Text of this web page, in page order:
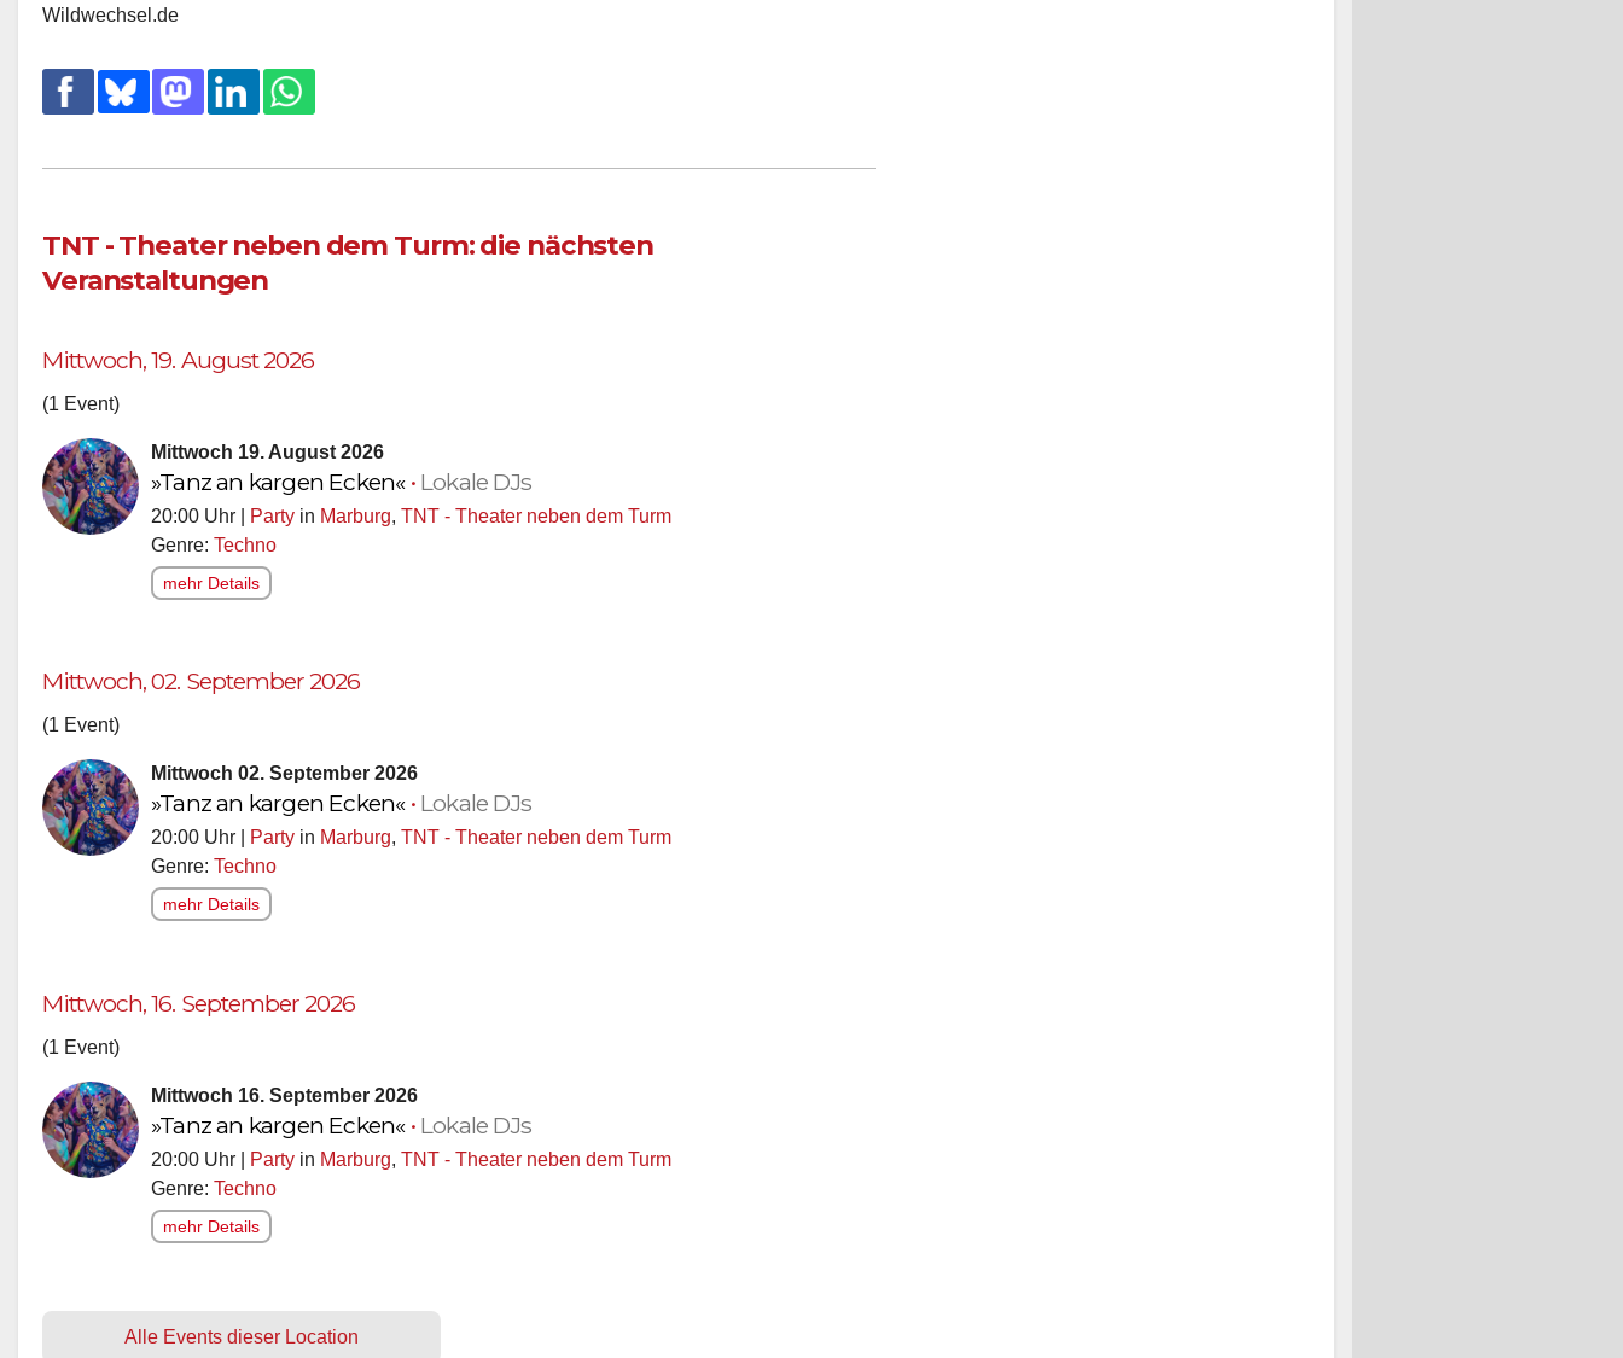
Wildwechsel.de
TNT - Theater neben dem Turm: die nächsten
Veranstaltungen
Mittwoch, 19. August 2026
(1 Event)
Mittwoch 19. August 2026
»Tanz an kargen Ecken« • Lokale DJs
20:00 Uhr | Party in Marburg, TNT - Theater neben dem Turm
Genre: Techno
mehr Details
Mittwoch, 02. September 2026
(1 Event)
Mittwoch 02. September 2026
»Tanz an kargen Ecken« • Lokale DJs
20:00 Uhr | Party in Marburg, TNT - Theater neben dem Turm
Genre: Techno
mehr Details
Mittwoch, 16. September 2026
(1 Event)
Mittwoch 16. September 2026
»Tanz an kargen Ecken« • Lokale DJs
20:00 Uhr | Party in Marburg, TNT - Theater neben dem Turm
Genre: Techno
mehr Details
Alle Events dieser Location